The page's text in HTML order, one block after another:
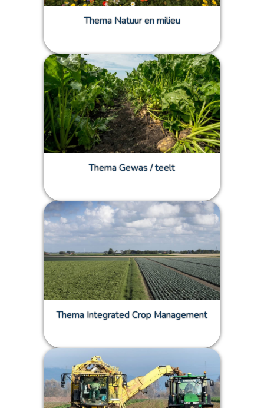
Thema Natuur en milieu
Thema Gewas / teelt
Thema Integrated Crop Management